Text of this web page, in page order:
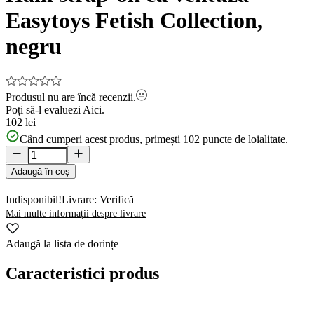
Easytoys Fetish Collection,
negru
Produsul nu are încă recenzii.
Poți să-l evaluezi Aici.
102 lei
Când cumperi acest produs, primești 102 puncte de loialitate.
Adaugă în coș
Indisponibil!Livrare: Verifică
Mai multe informații despre livrare
Adaugă la lista de dorințe
Caracteristici produs